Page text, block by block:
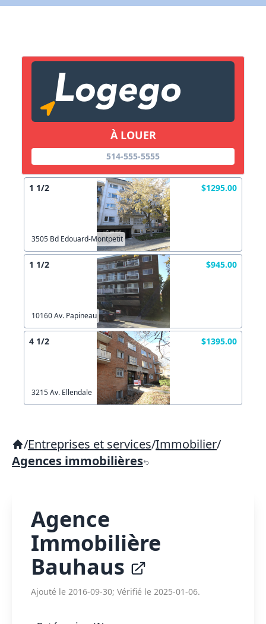
À LOUER
514-555-5555
1 1/2 $1295.00
3505 Bd Edouard-Montpetit
1 1/2 $945.00
10160 Av. Papineau
4 1/2 $1395.00
3215 Av. Ellendale
/Entreprises et services/Immobilier/
Agences immobilières
Agence
Immobilière
Bauhaus
Ajouté le 2016-09-30; Vérifié le 2025-01-06.
X Fermer Envoyez
Copier lien
X Fermer
X Fermer